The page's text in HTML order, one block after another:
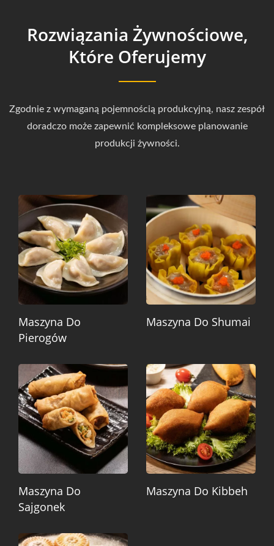
Rozwiązania Żywnościowe,
Które Oferujemy
Zgodnie z wymaganą pojemnością produkcyjną, nasz zespół
doradczo może zapewnić kompleksowe planowanie
produkcji żywności.
Maszyna Do
Pierogów
Maszyna Do Shumai
Maszyna Do
Sajgonek
Maszyna Do Kibbeh